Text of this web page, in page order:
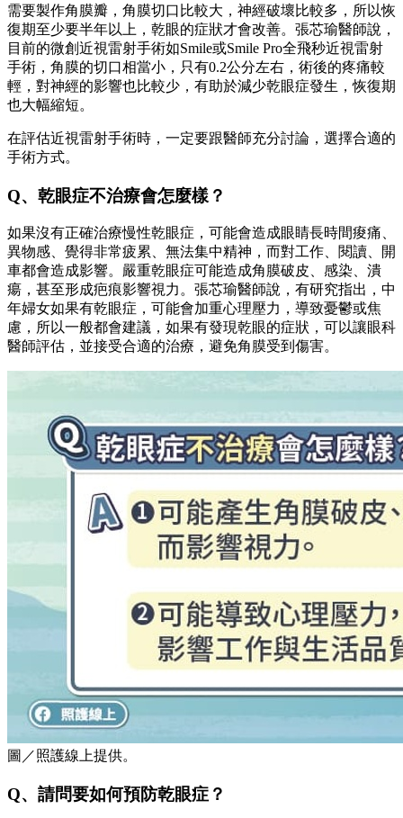
需要製作角膜瓣，角膜切口比較大，神經破壞比較多，所以恢
復期至少要半年以上，乾眼的症狀才會改善。張芯瑜醫師說，
目前的微創近視雷射手術如Smile或Smile Pro全飛秒近視雷射
手術，角膜的切口相當小，只有0.2公分左右，術後的疼痛較
輕，對神經的影響也比較少，有助於減少乾眼症發生，恢復期
也大幅縮短。
在評估近視雷射手術時，一定要跟醫師充分討論，選擇合適的
手術方式。
Q、乾眼症不治療會怎麼樣？
如果沒有正確治療慢性乾眼症，可能會造成眼睛長時間痠痛、
異物感、覺得非常疲累、無法集中精神，而對工作、閱讀、開
車都會造成影響。嚴重乾眼症可能造成角膜破皮、感染、潰
瘍，甚至形成疤痕影響視力。張芯瑜醫師說，有研究指出，中
年婦女如果有乾眼症，可能會加重心理壓力，導致憂鬱或焦
慮，所以一般都會建議，如果有發現乾眼的症狀，可以讓眼科
醫師評估，並接受合適的治療，避免角膜受到傷害。
圖／照護線上提供。
Q、請問要如何預防乾眼症？